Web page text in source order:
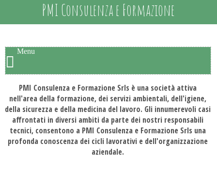
PMI Consulenza e Formazione
Menu
PMI Consulenza e Formazione Srls è una società attiva
nell'area della formazione, dei servizi ambientali, dell'igiene,
della sicurezza e della medicina del lavoro. Gli innumerevoli casi
affrontati in diversi ambiti da parte dei nostri responsabili
tecnici, consentono a PMI Consulenza e Formazione Srls una
profonda conoscenza dei cicli lavorativi e dell'organizzazione
aziendale.